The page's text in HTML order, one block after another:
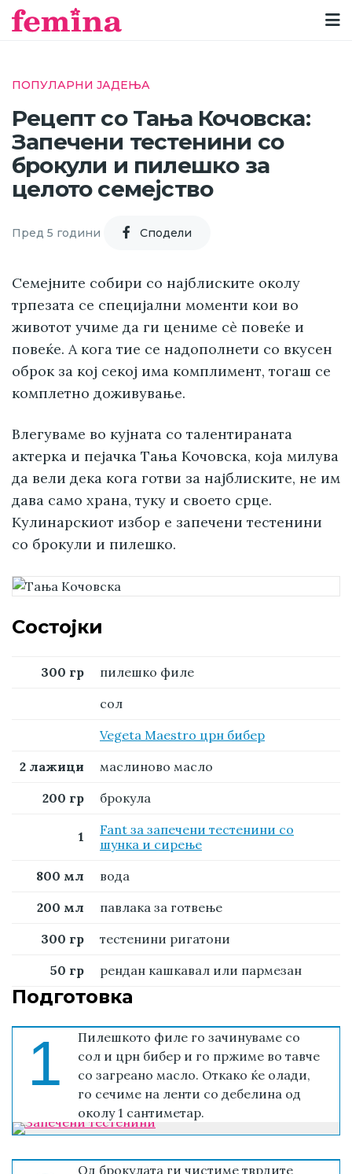
ПОПУЛАРНИ ЈАДЕЊА
Рецепт со Тања Кочовска:
Запечени тестенини со
брокули и пилешко за
целото семејство
Пред 5 години Cподели
Семејните собири со најблиските околу
трпезата се специјални моменти кои во
животот учиме да ги цениме сè повеќе и
повеќе. А кога тие се надополнети со вкусен
оброк за кој секој има комплимент, тогаш се
комплетно доживување.
Влегуваме во кујната со талентираната
актерка и пејачка Тања Кочовска, која милува
да вели дека кога готви за најблиските, не им
дава само храна, туку и своето срце.
Кулинарскиот избор е запечени тестенини
со брокули и пилешко.
Состојки
300 гр
пилешко филе
сол
Vegeta Maestro црн бибер
2 лажици
маслиново масло
200 гр
брокула
1
Fant за запечени тестенини со
шунка и сирење
800 мл
вода
200 мл
павлака за готвење
300 гр
тестенини ригатони
50 гр
рендан кашкавал или пармезан
Подготовка
1
Пилешкото филе го зачинуваме со
сол и црн бибер и го пржиме во тавче
со загреано масло. Откако ќе олади,
го сечиме на ленти со дебелина од
околу 1 сантиметар.
Од брокулата ги чистиме тврдите